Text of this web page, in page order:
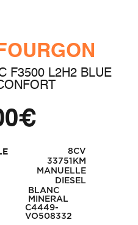
F3500 L2H2 BLUE
8CV
33751KM
MANUELLE
DIESEL
BLANC
MINERAL
C4449-
VO508332